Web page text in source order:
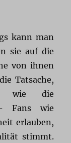
kann man
sie auf die
von ihnen
Tatsache,
wie die
– Fans wie
erlauben,
stimmt.